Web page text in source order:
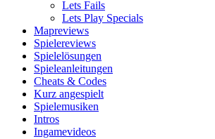
Lets Fails
Lets Play Specials
Mapreviews
Spielereviews
Spielelösungen
Spieleanleitungen
Cheats & Codes
Kurz angespielt
Spielemusiken
Intros
Ingamevideos